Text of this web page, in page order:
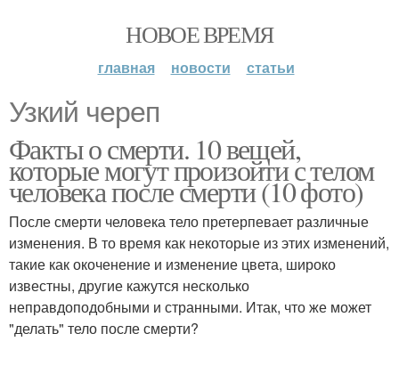
НОВОЕ ВРЕМЯ
главная новости статьи
Узкий череп
Факты о смерти. 10 вещей,
которые могут произойти с телом
человека после смерти (10 фото)
После смерти человека тело претерпевает различные
изменения. В то время как некоторые из этих изменений,
такие как окоченение и изменение цвета, широко
известны, другие кажутся несколько
неправдоподобными и странными. Итак, что же может
"делать" тело после смерти?